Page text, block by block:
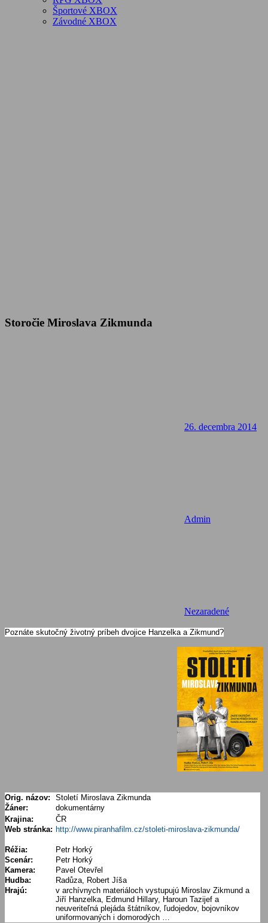
Športové XBOX
Závodné XBOX
Storočie Miroslava Zikmunda
26. decembra 2014
Admin
Nezaradené
Poznáte skutočný životný príbeh dvojice Hanzelka a Zikmund?
Orig. názov:
Století Miroslava Zikmunda
Žáner:
dokumentárny
Krajina:
ČR
Web stránka: http://www.piranhafilm.cz/stoleti-miroslava-zikmunda/
Réžia:
Petr Horký
Scenár:
Petr Horký
Kamera:
Pavel Otevřel
Hudba:
Radůza, Robert Jíša
Hrajú:
v archívnych materiáloch vystupujú Miroslav Zikmund a
Jiří Hanzelka, Edmund Hillary, Haroun Tazijef a
neuveriteľná plejáda štátníkov, ľudojedov, bojovníkov
uniformovaných i domorodých …